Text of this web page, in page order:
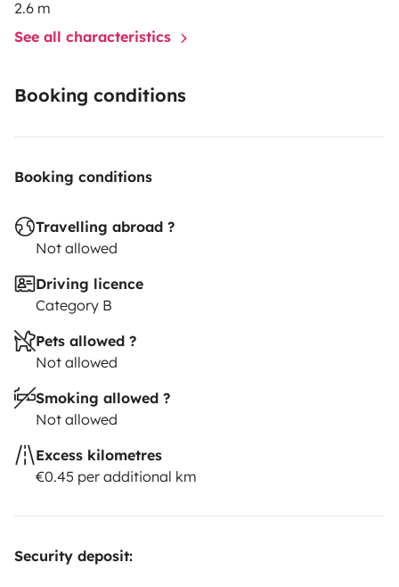
2.6 m
See all characteristics
Booking conditions
Booking conditions
Travelling abroad ?
Not allowed
Driving licence
Category B
Pets allowed ?
Not allowed
Smoking allowed ?
Not allowed
Excess kilometres
€0.45 per additional km
Security deposit: